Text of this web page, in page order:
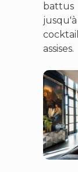
assises.